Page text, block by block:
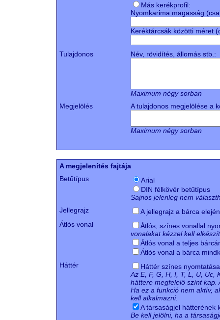
Más kerékprofil:
Nyomkarima magasság
Keréktárcsák közötti méret
Tulajdonos Név, rövidítés, állomás stb.:
Maximum négy sorban
Megjelölés
A tulajdonos megjelölése a
Maximum négy sorban
A megjelenítés fajtája
Betűtípus
Arial
DIN félkövér betűtípus
Sajnos jelenleg nem
Jellegrajz
A jellegrajz a bárca
Átlós vonal
Átlós, színes vonallal
vonalakat kézzel kell
Átlós vonal a teljes
Átlós vonal a bárca
Háttér
Háttér színes
Az E, F, G, H, I, T, L, U, Uc,
háttere megfelelő színt
Ha ez a funkció nem aktív,
kell alkalmazni.
A társaságjel hátterének
Be kell jelölni, ha a